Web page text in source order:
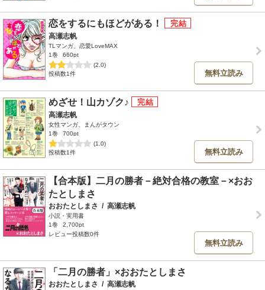
恋をするにもほどがある！
高瀬志帆
TLマンガ、恋愛LoveMAX
1巻
660pt
(2.0)
投稿数1件
無料立読み
めざせ！山カゾク♪
高瀬志帆
女性マンガ、まんがタウン
1巻
700pt
(1.0)
投稿数1件
無料立読み
【合本版】二月の勝者－絶対合格の教室－×おお
たとしまさ
おおたとしまさ / 高瀬志帆
小説・実用書
1巻
2,700pt
レビュー投稿数0件
無料立読み
「二月の勝者」×おおたとしまさ
おおたとしまさ / 高瀬志帆